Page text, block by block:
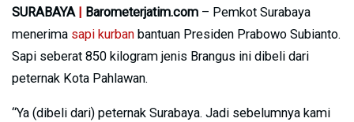
SURABAYA Barometerjatim.com – Pemkot Surabaya
menerima sapi kurban bantuan Presiden Prabowo Subianto.
Sapi seberat 850 kilogram jenis Brangus ini dibeli dari
peternak Kota Pahlawan.
“Ya (dibeli dari) peternak Surabaya. Jadi sebelumnya kami